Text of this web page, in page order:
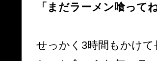
「まだラーメン喰って
せっかく3時間もかけ